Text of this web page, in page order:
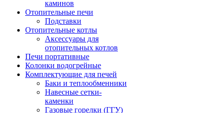
каминов
Отопительные печи
Подставки
Отопительные котлы
Аксессуары для
отопительных котлов
Печи портативные
Колонки водогрейные
Комплектующие для печей
Баки и теплообменники
Навесные сетки-
каменки
Газовые горелки (ГГУ)